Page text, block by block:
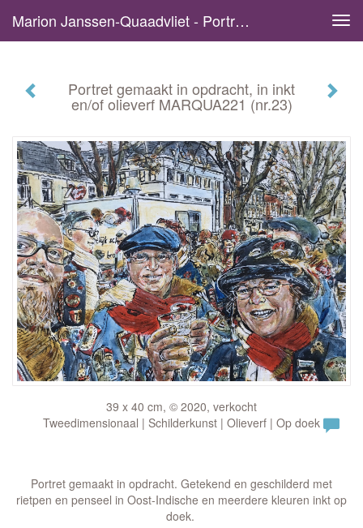
Marion Janssen-Quaadvliet - Portret Gemaakt In Opdracht, In Inkt En/of Olieverf MARQUA221 (nr.23)
Portret gemaakt in opdracht, in inkt
en/of olieverf MARQUA221 (nr.23)
39 x 40 cm, © 2020, verkocht
Tweedimensionaal | Schilderkunst | Olieverf | Op doek
Portret gemaakt in opdracht. Getekend en geschilderd met
rietpen en penseel in Oost-Indische en meerdere kleuren inkt op
doek.